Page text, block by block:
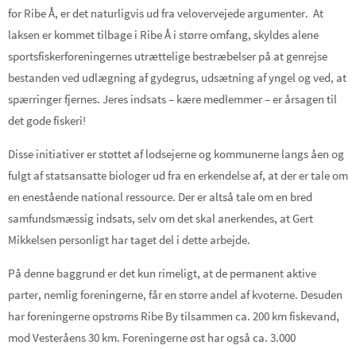
for Ribe Å, er det naturligvis ud fra velovervejede argumenter. At
laksen er kommet tilbage i Ribe Å i større omfang, skyldes alene
sportsfiskerforeningernes utrættelige bestræbelser på at genrejse
bestanden ved udlægning af gydegrus, udsætning af yngel og ved, at
spærringer fjernes. Jeres indsats – kære medlemmer – er årsagen til
det gode fiskeri!
Disse initiativer er støttet af lodsejerne og kommunerne langs åen og
fulgt af statsansatte biologer ud fra en erkendelse af, at der er tale om
en enestående national ressource. Der er altså tale om en bred
samfundsmæssig indsats, selv om det skal anerkendes, at Gert
Mikkelsen personligt har taget del i dette arbejde.
På denne baggrund er det kun rimeligt, at de permanent aktive
parter, nemlig foreningerne, får en større andel af kvoterne. Desuden
har foreningerne opstrøms Ribe By tilsammen ca. 200 km fiskevand,
mod Vesteråens 30 km. Foreningerne øst har også ca. 3.000